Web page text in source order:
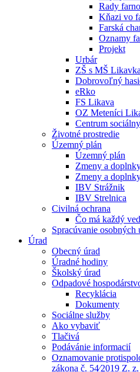
Rady
Kňazi vo
Farská
Oznamy
Projekt
Urbár
ZŠ s MŠ Likavka
Dobrovoľný
eRko
FS Likava
OZ Meteníci
Centrum
Životné prostredie
Územný plán
Územný plán
Zmeny a
Zmeny a
IBV Strážnik
IBV Strelnica
Civilná ochrana
Čo má každý
Spracúvanie osobných
Úrad
Obecný úrad
Úradné hodiny
Školský úrad
Odpadové
Recyklácia
Dokumenty
Sociálne služby
Ako vybaviť
Tlačivá
Podávánie informacií
Oznamovanie
zákona č. 54⁄2019 Z. z.